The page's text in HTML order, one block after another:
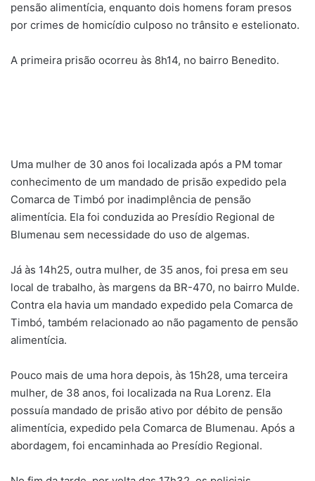
pensão alimentícia, enquanto dois homens foram presos
por crimes de homicídio culposo no trânsito e estelionato.
A primeira prisão ocorreu às 8h14, no bairro Benedito.
Uma mulher de 30 anos foi localizada após a PM tomar
conhecimento de um mandado de prisão expedido pela
Comarca de Timbó por inadimplência de pensão
alimentícia. Ela foi conduzida ao Presídio Regional de
Blumenau sem necessidade do uso de algemas.
Já às 14h25, outra mulher, de 35 anos, foi presa em seu
local de trabalho, às margens da BR-470, no bairro Mulde.
Contra ela havia um mandado expedido pela Comarca de
Timbó, também relacionado ao não pagamento de pensão
alimentícia.
Pouco mais de uma hora depois, às 15h28, uma terceira
mulher, de 38 anos, foi localizada na Rua Lorenz. Ela
possuía mandado de prisão ativo por débito de pensão
alimentícia, expedido pela Comarca de Blumenau. Após a
abordagem, foi encaminhada ao Presídio Regional.